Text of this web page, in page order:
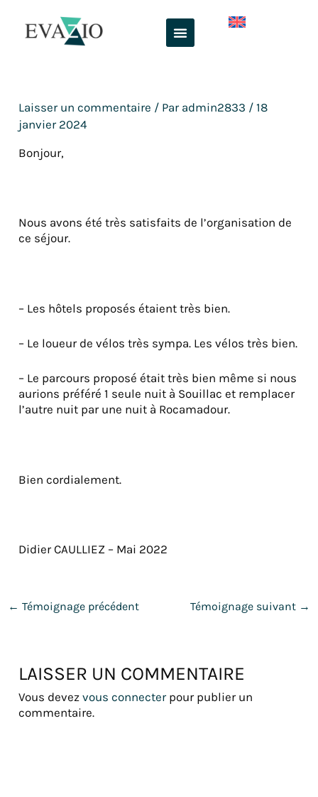
contenu
Laisser un commentaire / Par admin2833 /18
janvier 2024
Bonjour,
Nous avons été très satisfaits de l’organisation de
ce séjour.
– Les hôtels proposés étaient très bien.
– Le loueur de vélos très sympa. Les vélos très bien.
– Le parcours proposé était très bien même si nous
aurions préféré 1 seule nuit à Souillac et remplacer
l’autre nuit par une nuit à Rocamadour.
Bien cordialement.
Didier CAULLIEZ – Mai 2022
← Témoignage précédent Témoignage suivant →
LAISSER UN COMMENTAIRE
Vous devezvous connecterpour publier un
commentaire.